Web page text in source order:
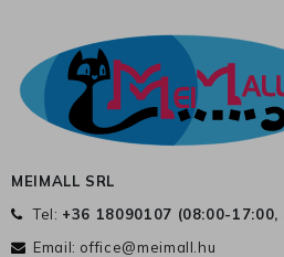
MEIMALL SRL
Tel: +36 18090107 (08:00-17:00,
Email: office@meimall.hu